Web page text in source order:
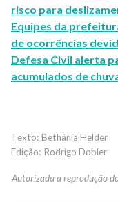
risco para
Equipes da
de ocorrências
Defesa Civil alerta
acumulados de
Bethânia Helder
Rodrigo Dobler